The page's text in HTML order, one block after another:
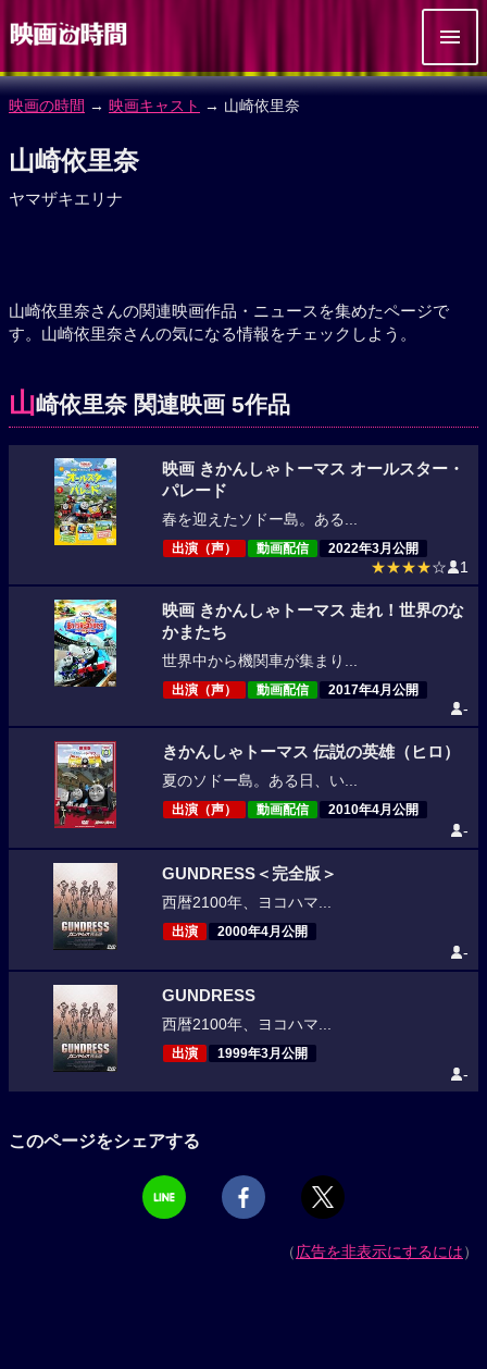
映画の時間 → 映画キャスト → 山崎依里奈
山崎依里奈
ヤマザキエリナ
山崎依里奈さんの関連映画作品・ニュースを集めたページで
す。山崎依里奈さんの気になる情報をチェックしよう。
山崎依里奈 関連映画 5作品
映画 きかんしゃトーマス オールスター・
パレード
春を迎えたソドー島。ある...
出演（声） 動画配信 2022年3月公開
★★★★☆ 1
映画 きかんしゃトーマス 走れ！世界のな
かまたち
世界中から機関車が集まり...
出演（声） 動画配信 2017年4月公開
-
きかんしゃトーマス 伝説の英雄（ヒロ）
夏のソドー島。ある日、い...
出演（声） 動画配信 2010年4月公開
-
GUNDRESS＜完全版＞
西暦2100年、ヨコハマ...
出演 2000年4月公開
-
GUNDRESS
西暦2100年、ヨコハマ...
出演 1999年3月公開
-
このページをシェアする
（広告を非表示にするには）